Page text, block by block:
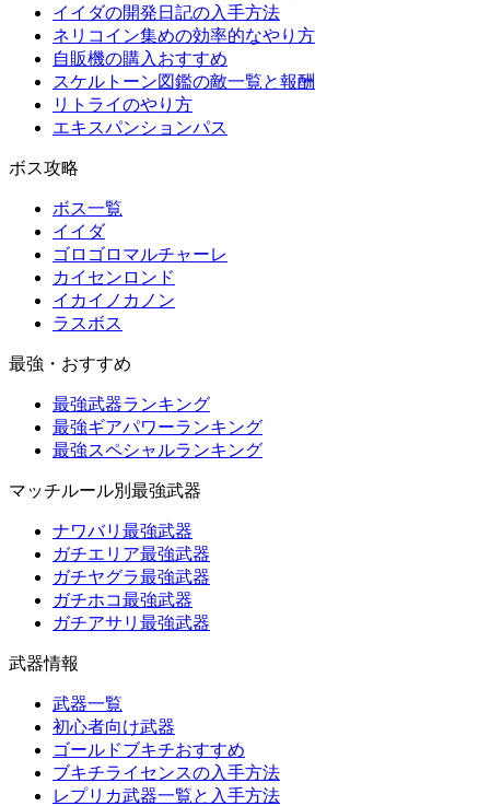
イイダの開発日記の入手方法
ネリコイン集めの効率的なやり方
自販機の購入おすすめ
スケルトーン図鑑の敵一覧と報酬
リトライのやり方
エキスパンションパス
ボス攻略
ボス一覧
イイダ
ゴロゴロマルチャーレ
カイセンロンド
イカイノカノン
ラスボス
最強・おすすめ
最強武器ランキング
最強ギアパワーランキング
最強スペシャルランキング
マッチルール別最強武器
ナワバリ最強武器
ガチエリア最強武器
ガチヤグラ最強武器
ガチホコ最強武器
ガチアサリ最強武器
武器情報
武器一覧
初心者向け武器
ゴールドブキチおすすめ
ブキチライセンスの入手方法
レプリカ武器一覧と入手方法